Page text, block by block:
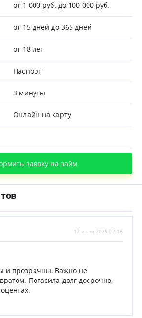
от 1 000 руб. до 100 000 руб.
от 15 дней до 365 дней
от 18 лет
Паспорт
3 минуты
Онлайн на карту
заявку на займ
17 июня 2025 02:16
и прозрачны. Важно не
Погасила долг досрочно,